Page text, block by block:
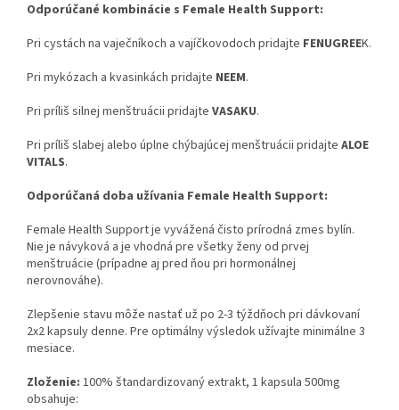
Odporúčané kombinácie s Female Health Support:
Pri cystách na vaječníkoch a vajíčkovodoch pridajte FENUGREEK.
Pri mykózach a kvasinkách pridajte NEEM.
Pri príliš silnej menštruácii pridajte VASAKU.
Pri príliš slabej alebo úplne chýbajúcej menštruácii pridajte ALOE
VITALS.
Odporúčaná doba užívania Female Health Support:
Female Health Support je vyvážená čisto prírodná zmes bylín.
Nie je návyková a je vhodná pre všetky ženy od prvej
menštruácie (prípadne aj pred ňou pri hormonálnej
nerovnováhe).
Zlepšenie stavu môže nastať už po 2-3 týždňoch pri dávkovaní
2x2 kapsuly denne. Pre optimálny výsledok užívajte minimálne 3
mesiace.
Zloženie: 100% štandardizovaný extrakt, 1 kapsula 500mg
obsahuje: